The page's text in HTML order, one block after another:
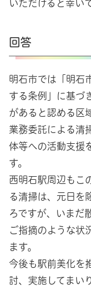
いただけると幸い
回答
明石市では「明石
する条例」に基づ
があると認める区
業務委託による清
体等への活動支援
す。
西明石駅周辺もこ
る清掃は、元日を
ろですが、いまだ
ご指摘のような状
ます。
今後も駅前美化を
討、実施してまい